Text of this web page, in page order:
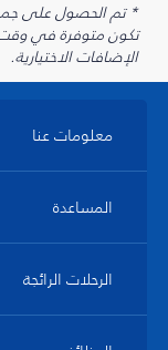
تكون متوفرة في
الإضافات الاختيارية.
معلومات عنا
المساعدة
الرحلات الرائجة